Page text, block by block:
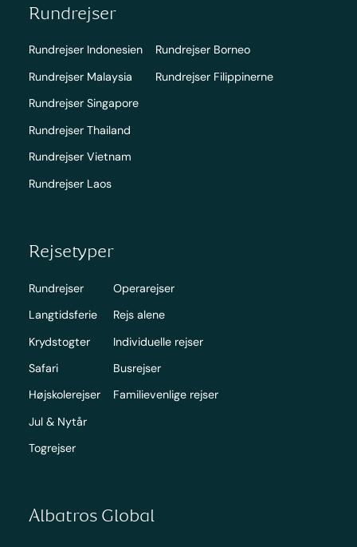
Rundrejser
Rundrejser Indonesien
Rundrejser Malaysia
Rundrejser Singapore
Rundrejser Thailand
Rundrejser Vietnam
Rundrejser Laos
Rundrejser Borneo
Rundrejser Filippinerne
Rejsetyper
Rundrejser
Langtidsferie
Krydstogter
Safari
Højskolerejser
Jul & Nytår
Togrejser
Operarejser
Rejs alene
Individuelle rejser
Busrejser
Familievenlige rejser
Albatros Global